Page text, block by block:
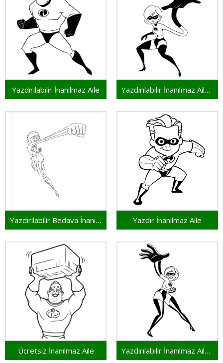
Yazdırılabilir İnanılmaz Aile Yazdırılabilir İnanılmaz Aile Çocuklar İçin
Yazdırılabilir Bedava İnanılmaz Aile Yazdır İnanılmaz Aile
Ücretsiz İnanılmaz Aile Yazdırılabilir İnanılmaz Aile Bedava